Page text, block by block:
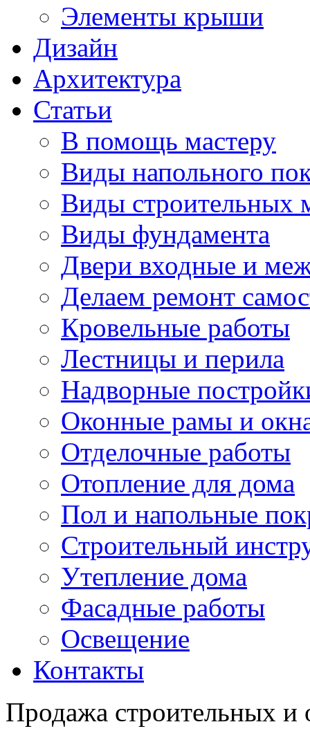
Элементы крыши
Дизайн
Архитектура
Статьи
В помощь мастеру
Виды напольного
Виды строительных
Виды фундамента
Двери входные и
Делаем ремонт
Кровельные работы
Лестницы и перила
Надворные
Оконные рамы и
Отделочные работы
Отопление для дома
Пол и напольные
Строительный
Утепление дома
Фасадные работы
Освещение
Контакты
Продажа строительных и